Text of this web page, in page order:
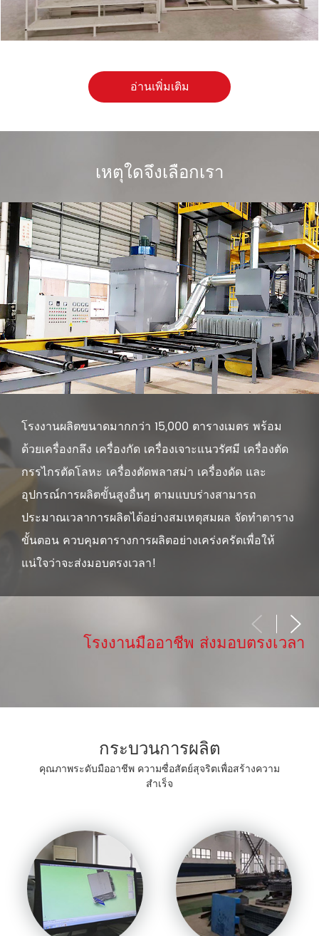
อ่านเพิ่มเติม
เหตุใดจึงเลือกเรา
โรงงานผลิตขนาดมากกว่า 15,000 ตารางเมตร พร้อม
ด้วยเครื่องกลึง เครื่องกัด เครื่องเจาะแนวรัศมี เครื่องตัด
กรรไกรตัดโลหะ เครื่องตัดพลาสม่า เครื่องดัด และ
อุปกรณ์การผลิตขั้นสูงอื่นๆ ตามแบบร่างสามารถ
ประมาณเวลาการผลิตได้อย่างสมเหตุสมผล จัดทำตาราง
ขั้นตอน ควบคุมตารางการผลิตอย่างเคร่งครัดเพื่อให้
แน่ใจว่าจะส่งมอบตรงเวลา!
โรงงานมืออาชีพ ส่งมอบตรงเวลา
กระบวนการผลิต
คุณภาพระดับมืออาชีพ ความซื่อสัตย์สุจริตเพื่อสร้างความ
สำเร็จ